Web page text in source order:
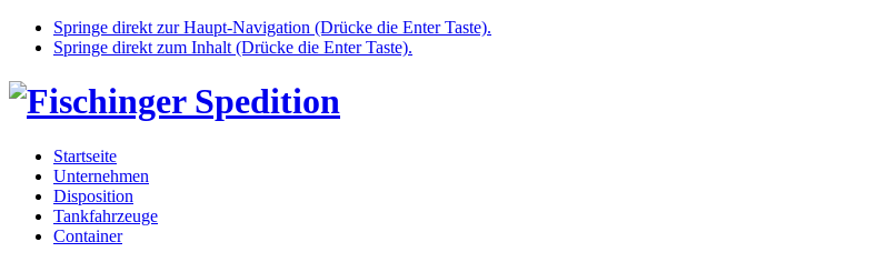
Springe direkt zur Haupt-Navigation (Drücke die Enter Taste).
Springe direkt zum Inhalt (Drücke die Enter Taste).
Startseite
Unternehmen
Disposition
Tankfahrzeuge
Container